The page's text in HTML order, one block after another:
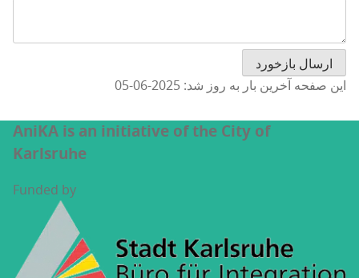
این صفحه آخرین بار به روز شد: 2025-06-05
AniKA is an initiative of the City of
Karlsruhe
Funded by